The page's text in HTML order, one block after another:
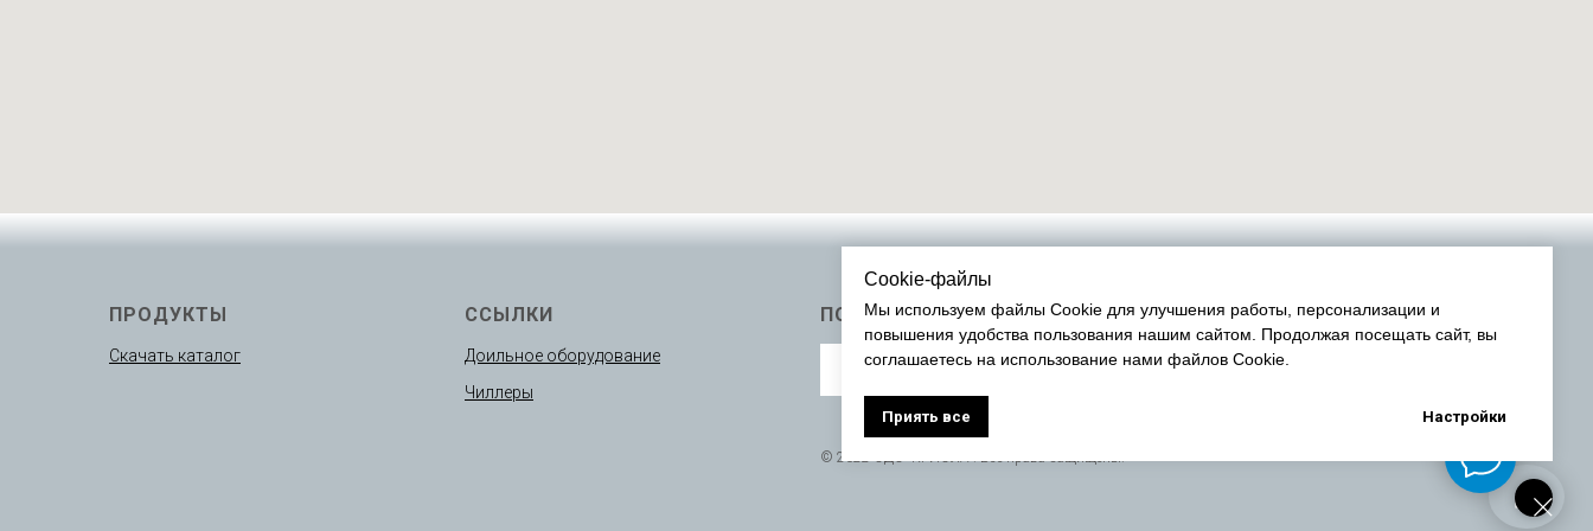
Cookie-файлы
Мы используем файлы Cookie для улучшения работы, персонализации и
повышения удобства пользования нашим сайтом. Продолжая посещать сайт, вы
соглашаетесь на использование нами файлов Cookie.
Приять все Настройки
ПРОДУКТЫ
Скачать каталог
ССЫЛКИ
Доильное оборудование
Чиллеры
ПОДПИСАТЬСЯ
© 2022 ОДО “КРИОЛА”. Все права защищены.